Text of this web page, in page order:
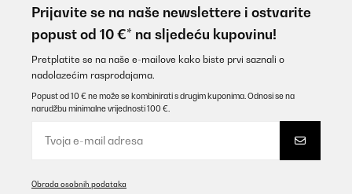
Prijavite se na naše newslettere i ostvarite
popust od 10 €* na sljedeću kupovinu!
Pretplatite se na naše e-mailove kako biste prvi saznali o
nadolazećim rasprodajama.
Popust od 10 € ne može se kombinirati s drugim kuponima. Odnosi se na
narudžbu minimalne vrijednosti 100 €.
Obrada osobnih podataka